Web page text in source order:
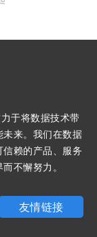
于将数据技术带
来。我们在数据
赖的产品、服务
不懈努力。
友情链接